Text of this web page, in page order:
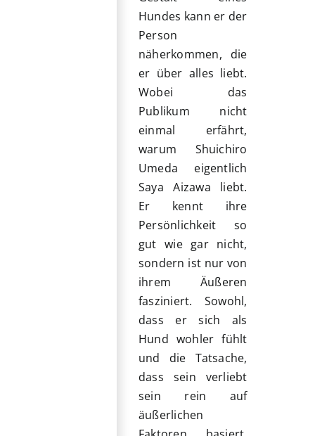
Hundes kann er der
Person
näherkommen, die
er über alles liebt.
Wobei das
Publikum nicht
einmal erfährt,
warum Shuichiro
Umeda eigentlich
Saya Aizawa liebt.
Er kennt ihre
Persönlichkeit so
gut wie gar nicht,
sondern ist nur von
ihrem Äußeren
fasziniert. Sowohl,
dass er sich als
Hund wohler fühlt
und die Tatsache,
dass sein verliebt
sein rein auf
äußerlichen